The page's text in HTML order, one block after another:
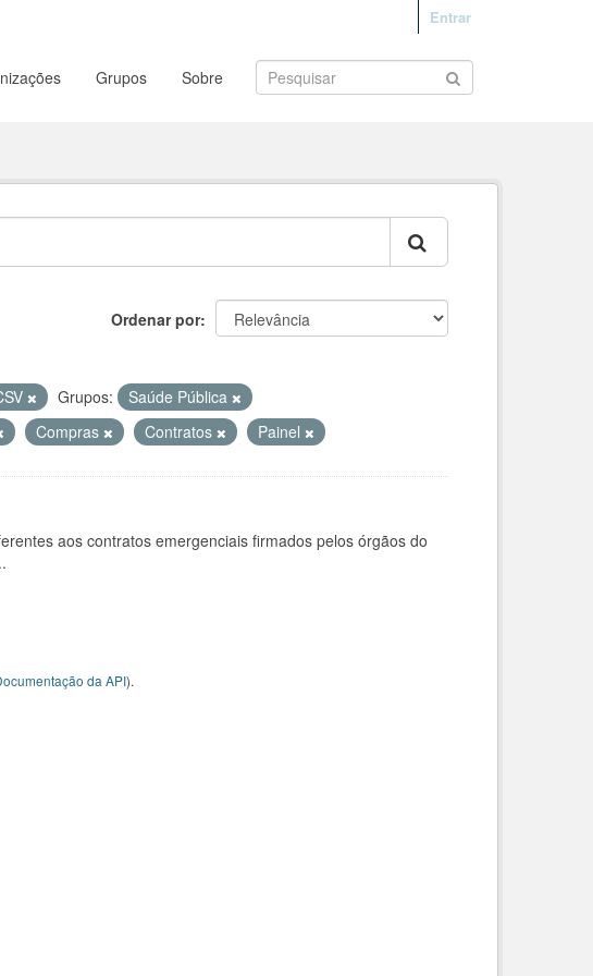
Entrar
Grupos Sobre
Ordenar por
Grupos:
Saúde Pública
Compras Contratos Painel
aos contratos emergenciais firmados pelos órgãos do
da API).